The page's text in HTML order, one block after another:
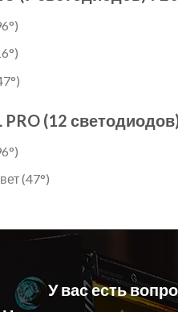
PRO (12
(47°)
У вас есть